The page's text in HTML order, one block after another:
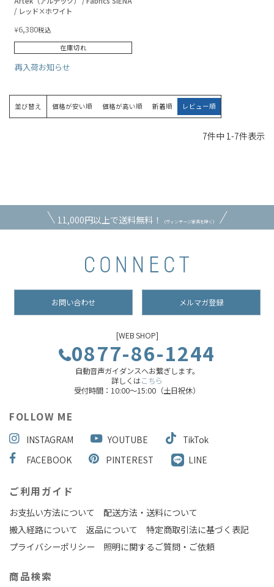
/ レッド×ホワイト
¥6,380税込
在庫切れ
再入荷お知らせ
並び替え 価格が安い順 価格が高い順 新着順 レビュー順
7件中 1-7件表示
11,000円以上で送料無料！ （ヴィンテージ家具を除く）
お問い合わせ メルマガ登録
[WEB SHOP]
0877-86-1244
自動音声ガイダンスへお繋ぎします。
詳しくはこちら
受付時間：10:00～15:00（土日祝休）
FOLLOW ME
INSTAGRAM YOUTUBE
TikTok
FACEBOOK
PINTEREST LINE
ご利用ガイド
お支払い方法について
配送方法・送料について
搬入経路について
返品について
特定商取引法に基づく表記
プライバシーポリシー
照明に関するご質問・ご依頼
商品検索